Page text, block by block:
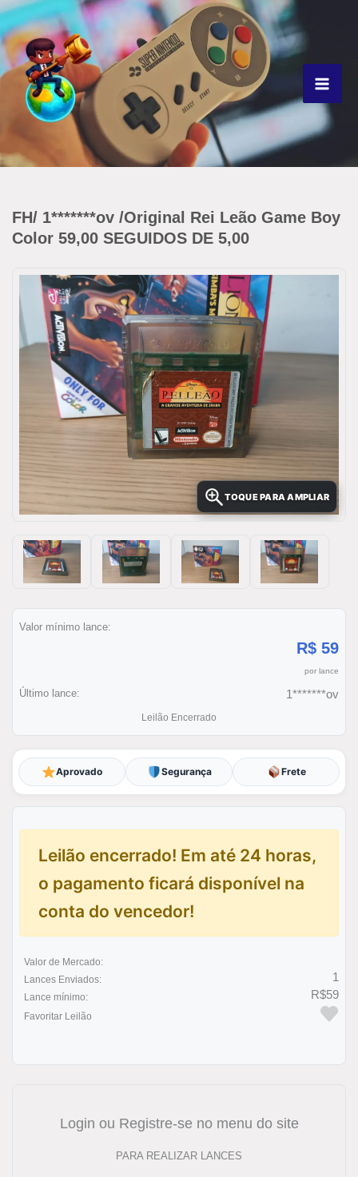
Ir
para
o
conteúdo
FH/ 1*******ov /Original Rei Leão Game Boy
Color 59,00 SEGUIDOS DE 5,00
TOQUE PARA AMPLIAR
Valor mínimo lance:
R$ 59
por lance
Último lance: 1*******ov
Leilão Encerrado
Aprovado Segurança Frete
Leilão encerrado! Em até 24 horas,
o pagamento ficará disponível na
conta do vencedor!
Valor de Mercado:
Lances Enviados:
1
Lance mínimo: R$59
Favoritar Leilão
Login ou Registre-se no menu do site
PARA REALIZAR LANCES